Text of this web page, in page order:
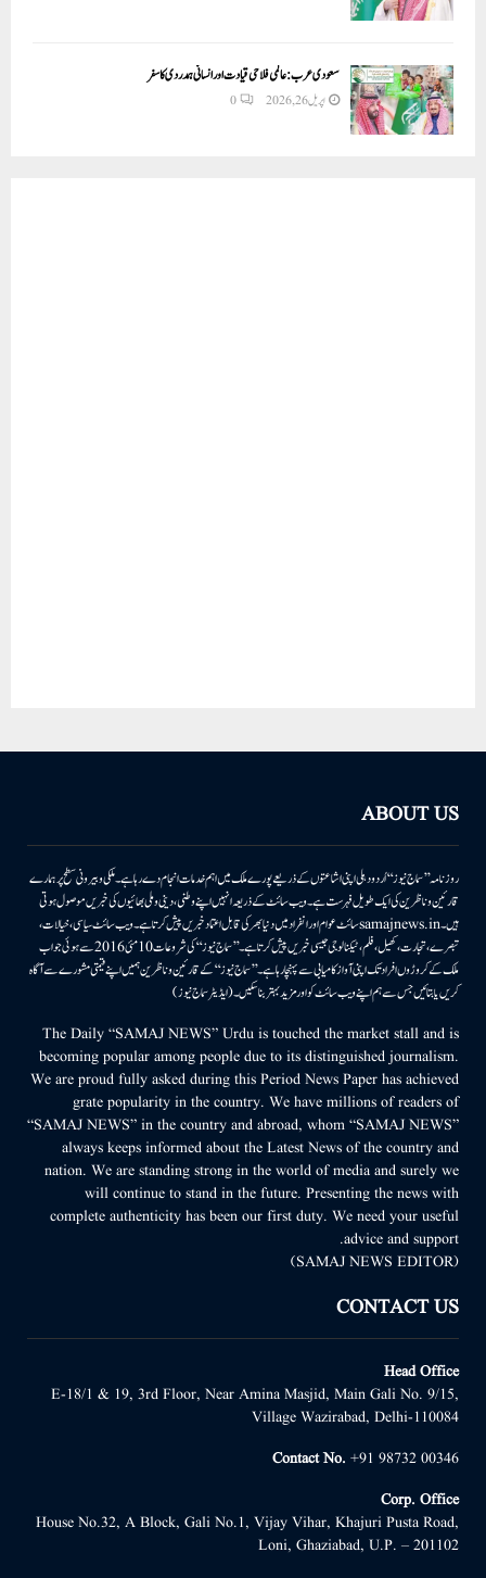
سعودی عرب: عالمی فلاحی قیادت اور انسانی ہمدردی کا سفر
اپریل 26, 2026 0
ABOUT US
روزنامہ ’’سماج نیوز‘‘ اُردو دہلی اپنی اشاعتوں کے ذریعے پورے ملک میں اہم خدمات انجام دے رہا ہے۔ ملکی وبیرونی سطح پر ہمارے
قارئین وناظرین کی ایک طویل فہرست ہے۔ ویب سائٹ کے ذریعہ انہیں اپنے وطنی، دینی وملی بھائیوں کی خبریں موصول ہوتی
ہیں۔samajnews.inسائٹ عوام اور انفراد میں دنیا بھر کی قابل اعتماد خبریں پیش کرتا ہے۔ ویب سائٹ سیاسی، خیالات،
تبصرے، تجارت، کھیل، فلم، ٹیکنالوجی جیسی خبریں پیش کرتا ہے۔ ’’سماج نیوز‘‘ کی شروعات 10مئی 2016 سے ہوئی جو اب
ملک کے کروڑوں افراد تک اپنی آواز کامیابی سے پہنچا رہا ہے۔ ’’سماج نیوز‘‘ کے قارئین وناظرین ہمیں اپنے قیمتی مشورے سے آگاہ
کریں یا بتائیں جس سے ہم اپنے ویب سائٹ کو اور مزید بہتر بناسکیں۔ (ایڈیٹر سماج نیوز)
The Daily “SAMAJ NEWS” Urdu is touched the market stall and is
becoming popular among people due to its distinguished journalism.
We are proud fully asked during this Period News Paper has achieved
grate popularity in the country. We have millions of readers of
“SAMAJ NEWS” in the country and abroad, whom “SAMAJ NEWS”
always keeps informed about the Latest News of the country and
nation. We are standing strong in the world of media and surely we
will continue to stand in the future. Presenting the news with
complete authenticity has been our first duty. We need your useful
advice and support.
(SAMAJ NEWS EDITOR)
CONTACT US
Head Office
E-18/1 & 19, 3rd Floor, Near Amina Masjid, Main Gali No. 9/15,
Village Wazirabad, Delhi-110084
Contact No. +91 98732 00346
Corp. Office
House No.32, A Block, Gali No.1, Vijay Vihar, Khajuri Pusta Road,
Loni, Ghaziabad, U.P. – 201102